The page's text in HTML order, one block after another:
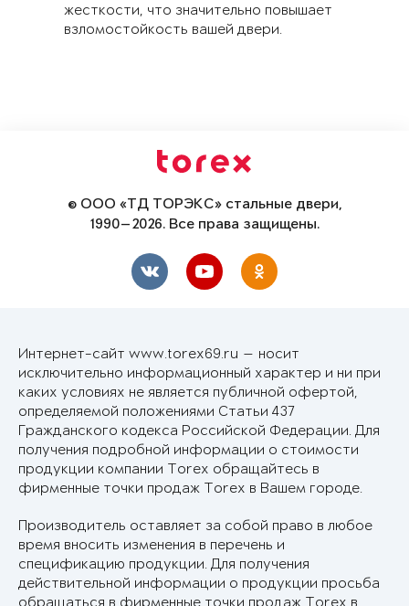
жесткости, что значительно повышает
взломостойкость вашей двери.
© ООО «ТД ТОРЭКС» стальные двери,
1990—2026. Все права защищены.
Интернет-сайт www.torex69.ru — носит
исключительно информационный характер и ни при
каких условиях не является публичной офертой,
определяемой положениями Статьи 437
Гражданского кодекса Российской Федерации. Для
получения подробной информации о стоимости
продукции компании Torex обращайтесь в
фирменные точки продаж Torex в Вашем городе.
Производитель оставляет за собой право в любое
время вносить изменения в перечень и
спецификацию продукции. Для получения
действительной информации о продукции просьба
обращаться в фирменные точки продаж Torex в